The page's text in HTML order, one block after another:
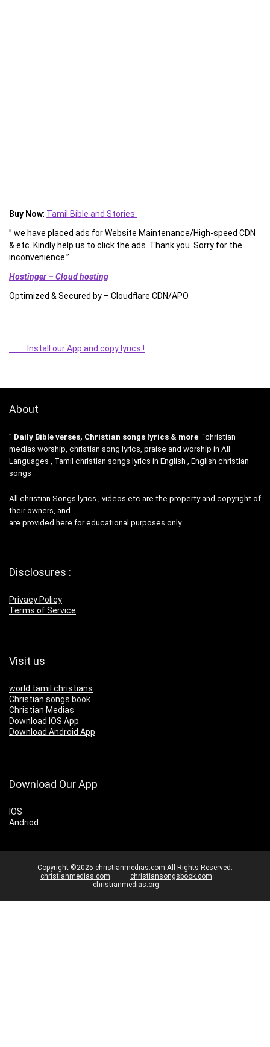
Buy Now: Tamil Bible and Stories
” we have placed ads for Website Maintenance/High-speed CDN
& etc. Kindly help us to click the ads. Thank you. Sorry for the
inconvenience.”
Hostinger – Cloud hosting
Optimized & Secured by – Cloudflare CDN/APO
Install our App and copy lyrics !
About
” Daily Bible verses, Christian songs lyrics & more “christian
medias worship, christian song lyrics, praise and worship in All
Languages , Tamil christian songs lyrics in English , English christian
songs .
All christian Songs lyrics , videos etc are the property and copyright of
their owners, and
are provided here for educational purposes only.
Disclosures :
Privacy Policy
Terms of Service
Visit us
world tamil christians
Christian songs book
Christian Medias
Download IOS App
Download Android App
Download Our App
IOS
Andriod
Copyright ©2025 christianmedias.com All Rights Reserved.
christianmedias.com
christiansongsbook.com
christianmedias.org